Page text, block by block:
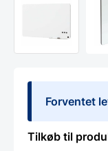
Forventet
Tilkøb til